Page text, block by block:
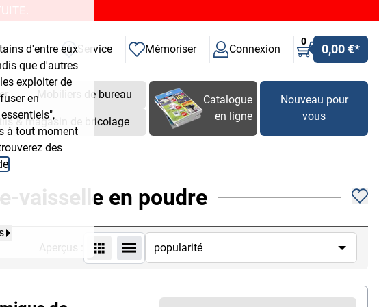
d'entre eux
que d'autres
exploiter de
en
à tout moment
des
Service Mémoriser Connexion
0
0,00 €*
Mobiliers de bureau
& magasin de bricolage
Catalogue
en ligne
Nouveau pour
vous
Flyout Button 3
vaisselle en poudre
Aperçus :